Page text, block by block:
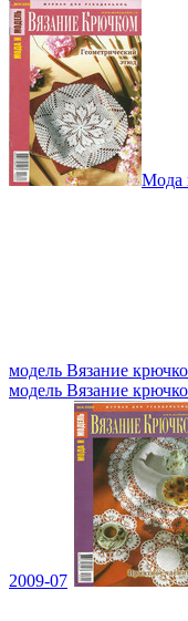
Мода
модель Вязание
модель Вязание
2009-07